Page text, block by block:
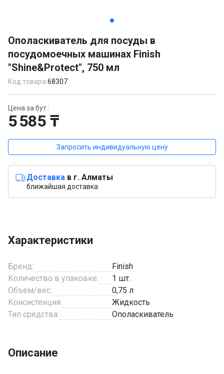
of
3
Ополаскиватель для посуды в
посудомоечных машинах Finish
"Shine&Protect", 750 мл
Код товара:68307
Цена за бут.:
5 585 ₸
Запросить индивидуальную цену
Доставка в г. Алматы
ближайшая доставка
Характеристики
Бренд:
Finish
Количество в упаковке:
1 шт.
Объем/вес:
0,75 л
Консистенция:
Жидкость
Тип средства:
Ополаскиватель
Описание